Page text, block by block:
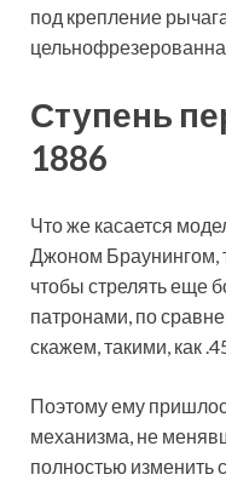
под крепление
Ступень
1886
Что же касается
Джоном Браунингом,
чтобы стрелять еще
патронами, по
скажем, такими, как
Поэтому ему
механизма, не
полностью изменить